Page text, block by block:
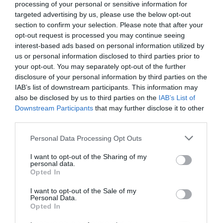
processing of your personal or sensitive information for
targeted advertising by us, please use the below opt-out
section to confirm your selection. Please note that after your
opt-out request is processed you may continue seeing
interest-based ads based on personal information utilized by
us or personal information disclosed to third parties prior to
your opt-out. You may separately opt-out of the further
disclosure of your personal information by third parties on the
IAB’s list of downstream participants. This information may
also be disclosed by us to third parties on the IAB’s List of
Downstream Participants that may further disclose it to other
Personal Data Processing Opt Outs
I want to opt-out of the Sharing of my
personal data.
Opted In
I want to opt-out of the Sale of my
Personal Data.
Opted In
DERNIERS COMMENTAIRES
Aviation a commenté l'article :
Partenariat Malaysia Airlines – SNCF : une offre
intermodale entre Paris-CDG et 27 gares françaises
NDRa commenté l'article :
Aéroports du Maroc : la carte d’embarquement passe
au tout numérique avec Pax Check
enchères flotte